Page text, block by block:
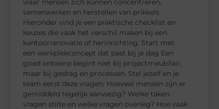
waar mensen zich kunnen concentreren,
samenwerken en herstellen van prikkels.
Hieronder vind je een praktische checklist en
keuzes die vaak het verschil maken bij een
kantoorrenovatie of herinrichting. Start met
een werkplekconcept dat past bij je dag Een
goed ontwerp begint niet bij projectmeubilair,
maar bij gedrag en processen. Stel jezelf en je
team eerst deze vragen: Hoeveel mensen zijn er
gemiddeld tegelijk aanwezig? Welke taken
vragen stilte en welke vragen overleg? Hoe vaak